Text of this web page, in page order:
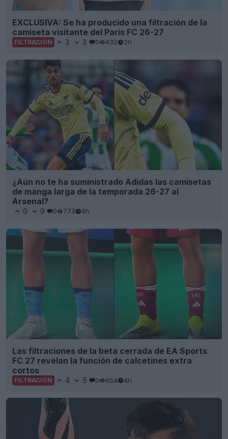
EXCLUSIVA: Se ha producido una filtración de la
camiseta visitante del Paris FC 26-27
FILTRACIÓN 3 3 0 432 2h
¿Aún no te ha suministrado Adidas las camisetas
de manga larga de la temporada 26-27 al
Arsenal?
0 9 0 773 4h
Las filtraciones de la beta cerrada de EA Sports
FC 27 revelan la función de calcetines extra
cortos
FILTRACIÓN 4 5 0 654 4h